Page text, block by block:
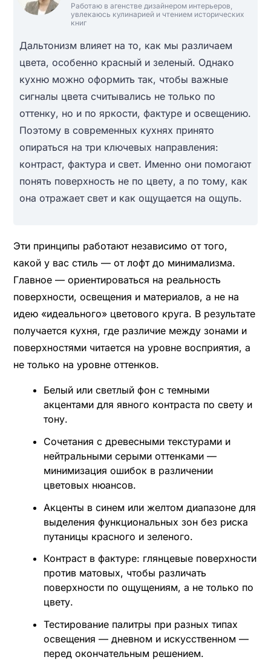
Работаю в агенстве дизайнером интерьеров,
увлекаюсь кулинарией и чтением исторических
книг
Дальтонизм влияет на то, как мы различаем
цвета, особенно красный и зеленый. Однако
кухню можно оформить так, чтобы важные
сигналы цвета считывались не только по
оттенку, но и по яркости, фактуре и освещению.
Поэтому в современных кухнях принято
опираться на три ключевых направления:
контраст, фактура и свет. Именно они помогают
понять поверхность не по цвету, а по тому, как
она отражает свет и как ощущается на ощупь.
Эти принципы работают независимо от того,
какой у вас стиль — от лофт до минимализма.
Главное — ориентироваться на реальность
поверхности, освещения и материалов, а не на
идею «идеального» цветового круга. В результате
получается кухня, где различие между зонами и
поверхностями читается на уровне восприятия, а
не только на уровне оттенков.
Белый или светлый фон с темными
акцентами для явного контраста по свету и
тону.
Сочетания с древесными текстурами и
нейтральными серыми оттенками —
минимизация ошибок в различении
цветовых нюансов.
Акценты в синем или желтом диапазоне для
выделения функциональных зон без риска
путаницы красного и зеленого.
Контраст в фактуре: глянцевые поверхности
против матовых, чтобы различать
поверхности по ощущениям, а не только по
цвету.
Тестирование палитры при разных типах
освещения — дневном и искусственном —
перед окончательным решением.